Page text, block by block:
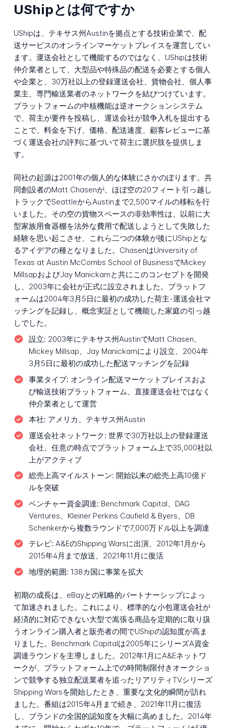
UShipとは何ですか
UShipは、テキサス州Austinを拠点とする技術企業で、配
送サービスのオンラインマーケットプレイスを運営してい
ます。運送会社として機能するのではなく、UShipは技術
仲介業者として、大型品や特殊品の配送を必要とする個人
や企業と、30万社以上の登録運送会社、貨物会社、個人事
業主、専門輸送業者のネットワークを結びつけています。
プラットフォームの中核機能は逆オークションシステム
で、荷主が要件を投稿し、運送会社が競争入札を提出する
ことで、料金を下げ、価格、配送速度、顧客レビューに基
づく運送会社の評判に基づいて荷主に選択肢を提供しま
す。
同社の起源は2001年の個人的な体験にさかのぼります。共
同創設者のMatt Chasenが、ほぼ空の20フィート引っ越し
トラックでSeattleからAustinまで2,500マイルの移転を行
いました。その空の貨物スペースの非効率性は、以前に大
型家族用食器棚を法外な費用で配送しようとして失敗した
経験を思い起こさせ、これら二つの体験が後にUShipとな
るアイデアの種となりました。ChasenはUniversity of
Texas at Austin McCombs School of BusinessでMickey
MillsapおよびJay Manickamと共にこのコンセプトを開発
し、2003年に会社が正式に設立されました。プラットフ
ォームは2004年3月5日に最初の成功した荷主-運送会社マ
ッチングを記録し、概念実証として機能した家庭の引っ越
しでした。
設立: 2003年にテキサス州AustinでMatt Chasen、
Mickey Millsap、Jay Manickamにより設立、2004年
3月5日に最初の成功した配送マッチングを記録
事業タイプ: オンライン配送マーケットプレイスおよ
び輸送技術プラットフォーム、直接運送会社ではなく
仲介業者として運営
本社: アメリカ、テキサス州Austin
運送会社ネットワーク: 世界で30万社以上の登録運送
会社、任意の時点でプラットフォーム上で35,000社以
上がアクティブ
総売上高マイルストーン: 開始以来の総売上高10億ド
ルを突破
ベンチャー資金調達: Benchmark Capital、DAG
Ventures、Kleiner Perkins Caufield & Byers、DB
Schenkerから複数ラウンドで7,000万ドル以上を調達
テレビ: A&EのShipping Warsに出演、2012年1月から
2015年4月まで放送、2021年11月に復活
地理的範囲: 138カ国に事業を拡大
初期の成長は、eBayとの戦略的パートナーシップによっ
て加速されました。これにより、標準的な小包運送会社が
経済的に対応できない大型で嵩張る商品を定期的に取り扱
うオンライン購入者と販売者の間でUShipの認知度が高ま
りました。Benchmark Capitalは2005年にシリーズA資金
調達ラウンドを主導しました。2012年1月にA&Eネットワ
ークが、プラットフォーム上での時間制限付きオークショ
ンで競争する独立配送業者を追ったリアリティTVシリーズ
Shipping Warsを開始したとき、重要な文化的瞬間が訪れ
ました。番組は2015年4月まで続き、2021年11月に復活
し、ブランドの全国的認知度を大幅に高めました。2014年